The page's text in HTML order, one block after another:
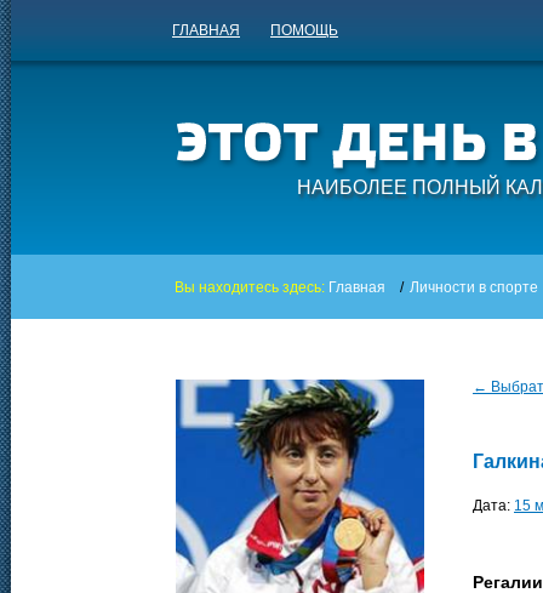
ГЛАВНАЯ ПОМОЩЬ
НАИБОЛЕЕ ПОЛНЫЙ
Вы находитесь здесь: Главная / Личности в спорте
←
Дата: 15